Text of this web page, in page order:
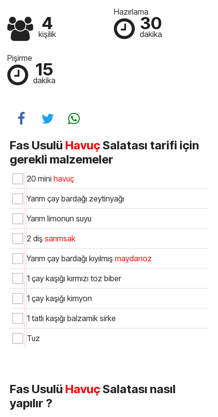
4
kişilik
Hazırlama
30
dakika
Pişirme
15
dakika
Fas Usulü HavuçSalatası tarifi için
gerekli malzemeler
20 mini havuç
Yarım çay bardağı zeytinyağı
Yarım limonun suyu
2 diş sarımsak
Yarım çay bardağı kıyılmış maydanoz
1 çay kaşığı kırmızı toz biber
1 çay kaşığı kimyon
1 tatlı kaşığı balzamik sirke
Tuz
Fas Usulü HavuçSalatası nasıl
yapılır ?